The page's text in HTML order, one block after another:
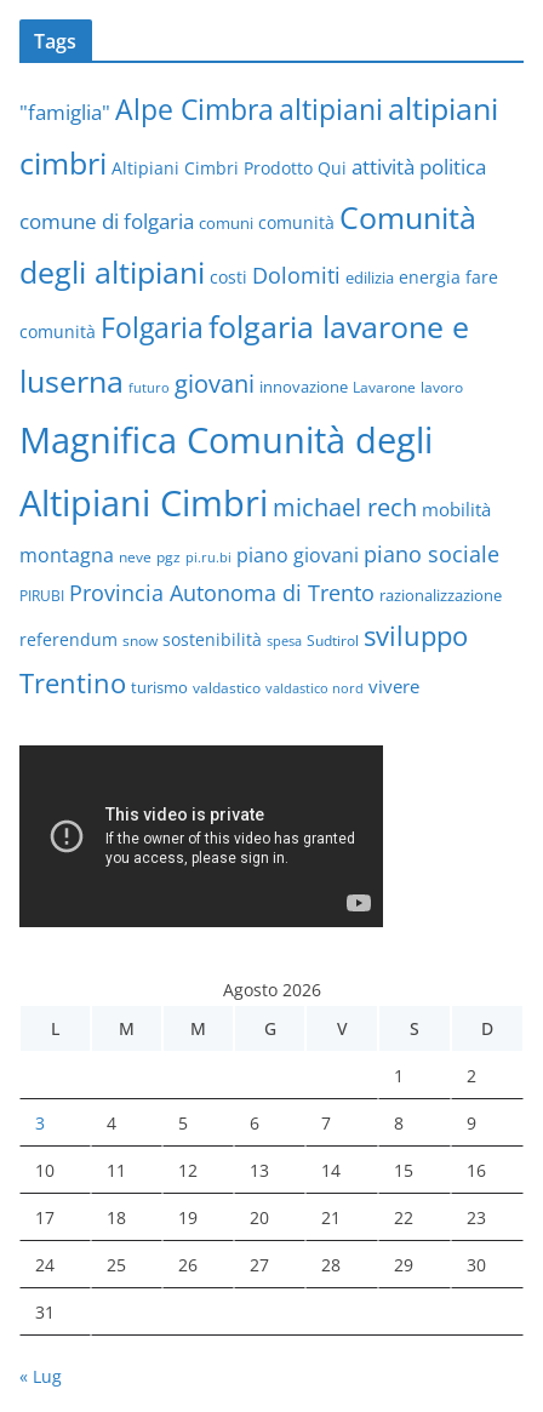
Tags
"famiglia" Alpe Cimbra altipiani altipiani
cimbri Altipiani Cimbri Prodotto Qui attività politica
comune di folgaria comuni comunità Comunità
degli altipiani costi Dolomiti edilizia energia fare
comunità Folgariafolgaria lavarone e
luserna futuro giovani innovazione Lavarone lavoro
Magnifica Comunità degli
Altipiani Cimbri michael rech mobilità
montagna neve pgz pi.ru.bi piano giovani piano sociale
PIRUBI Provincia Autonoma di Trento razionalizzazione
referendum snow sostenibilità spesa Sudtirol sviluppo
Trentino turismo valdastico valdastico nord vivere
Agosto 2026
L
M M G V S D
1 2
3 4 5 6 7 8 9
10 11 12 13 14 15 16
17 18 19 20 21 22 23
24 25 26 27 28 29 30
31
« Lug